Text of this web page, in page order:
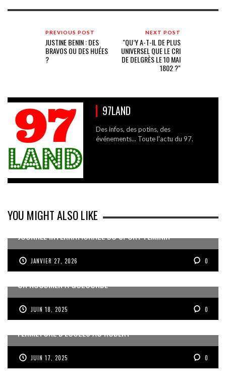
PREVIOUS POST
JUSTINE BENIN : DES
BRAVOS OU DES HUÉES
?
NEXT POST
"QU’Y A-T-IL DE PLUS
UNIVERSEL QUE LE CRI
DE DELGRÈS LE 10 MAI
1802 ?"
97LAND
Des infos, des potins, des
événements... Toute l'actu du 97.
YOU MIGHT ALSO LIKE
JOURNÉE INTERNATIONALE DU SPORT FÉMININ
JANVIER 27, 2026 0
UN KOUDMEN À GOLCONDE
JUIN 18, 2025 0
FERMETURE D’ÉCOLES AU ROBERT
JUIN 17, 2025 0